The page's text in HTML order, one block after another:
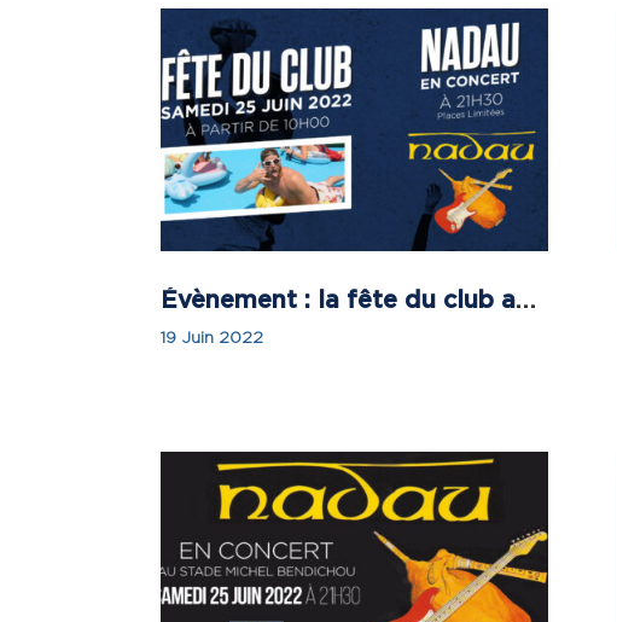
Évènement : la fête du club approche !
19 Juin 2022